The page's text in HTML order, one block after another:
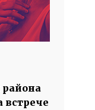
встрече